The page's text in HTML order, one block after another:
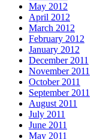
May 2012
April 2012
March 2012
February 2012
January 2012
December 2011
November 2011
October 2011
September 2011
August 2011
July 2011
June 2011
May 2011